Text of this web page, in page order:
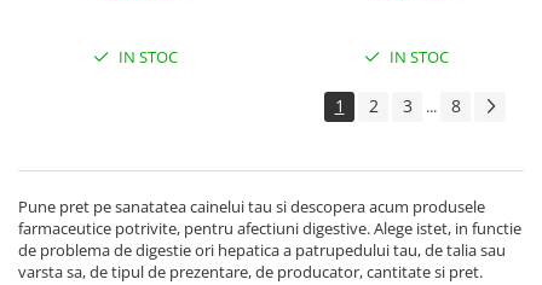
IN STOC IN STOC
1 2 3 ... 8
Pune pret pe sanatatea cainelui tau si descopera acum produsele
farmaceutice potrivite, pentru afectiuni digestive. Alege istet, in functie
de problema de digestie ori hepatica a patrupedului tau, de talia sau
varsta sa, de tipul de prezentare, de producator, cantitate si pret.